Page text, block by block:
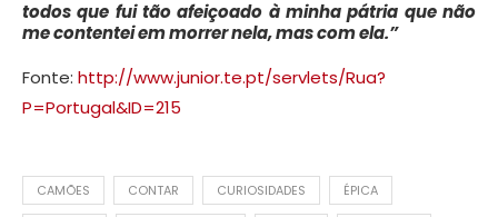
todos que fui tão afeiçoado à minha pátria que não
me contentei em morrer nela, mas com ela.”
Fonte: http://www.junior.te.pt/servlets/Rua?
P=Portugal&ID=215
CAMÕES CONTAR CURIOSIDADES ÉPICA